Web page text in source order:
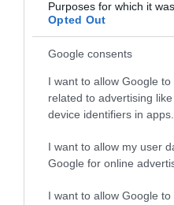
Purposes for which it
Opted Out
Google consents
I want to allow Google
related to advertising
device identifiers in apps.
I want to allow my user
Google for online
I want to allow Google to
gasztronómia, borok,
főapátság környékét.
szól, akik egy hétvégi
élményeket és borokat.
a rendezvény egy
Lelőhely-látogatás
remetekápolna